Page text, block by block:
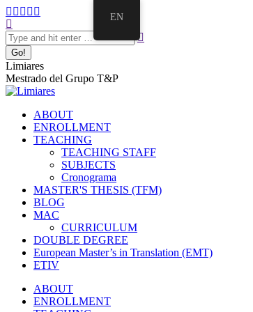
Skip
to
content
Facebook
opens
in
new
window
Twitter
opens
in
new
window
Mail
opens
in
new
window
Instagram
opens
in
window
opens
in
window
Search:
Limiares
Mestrado del Grupo T&P
ABOUT
ENROLLMENT
TEACHING
TEACHING STAFF
SUBJECTS
Cronograma
MASTER'S THESIS (TFM)
BLOG
MAC
CURRICULUM
DOUBLE DEGREE
European Master’s in Translation (EMT)
ETIV
ABOUT
ENROLLMENT
EN